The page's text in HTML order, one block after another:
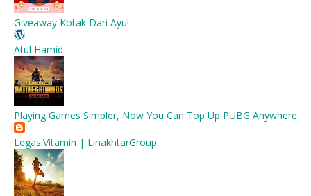
Giveaway Kotak Dari Ayu!
Atul Hamid
Playing Games Simpler, Now You Can Top Up PUBG Anywhere
LegasiVitamin | LinakhtarGroup